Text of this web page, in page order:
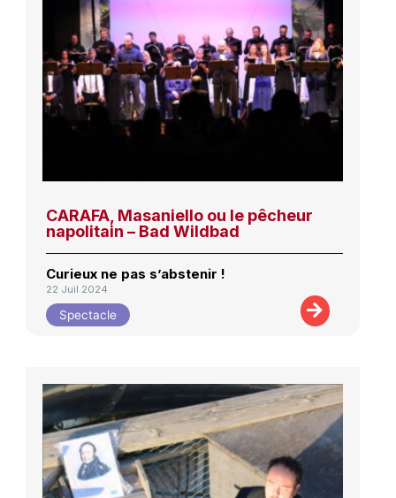
CARAFA, Masaniello ou le pêcheur
napolitain – Bad Wildbad
Curieux ne pas s’abstenir !
22 Juil 2024
Spectacle